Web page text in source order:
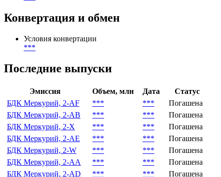
Тип инвесторов
Конвертация и обмен
Условия конвертации
Последние выпуски
Эмиссия Объем, млн Дата
Статус
БДК Меркурий, 2-AF
*** ***
Погашена
БДК Меркурий, 2-AB
*** ***
Погашена
БДК Меркурий, 2-X
*** ***
Погашена
БДК Меркурий, 2-AE
*** ***
Погашена